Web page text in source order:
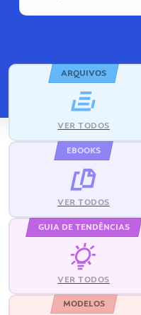
ARQUIVOS
VER TODOS
EBOOKS
VER TODOS
GUIA DE TENDÊNCIAS
VER TODOS
MODELOS